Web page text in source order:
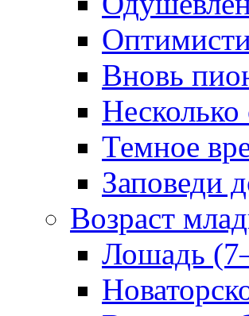
Вновь
Несколько
Темное
Заповеди
Возраст
Лошадь